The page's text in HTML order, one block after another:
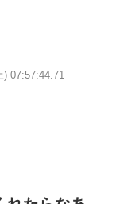
) 07:57:44.71